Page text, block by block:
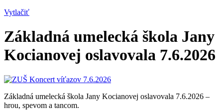
Vytlačiť
Základná umelecká škola Jany
Kocianovej oslavovala 7.6.2026
Základná umelecká škola Jany Kocianovej oslavovala 7.6.2026 –
hrou, spevom a tancom.